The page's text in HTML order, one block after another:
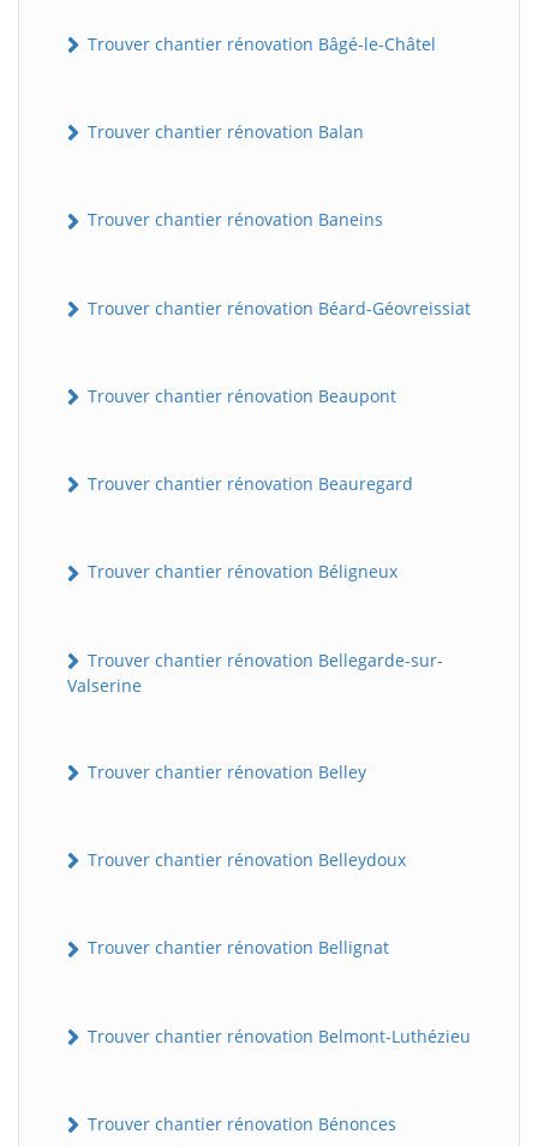
Trouver chantier rénovation Bâgé-le-Châtel
Trouver chantier rénovation Balan
Trouver chantier rénovation Baneins
Trouver chantier rénovation Béard-Géovreissiat
Trouver chantier rénovation Beaupont
Trouver chantier rénovation Beauregard
Trouver chantier rénovation Béligneux
Trouver chantier rénovation Bellegarde-sur-
Valserine
Trouver chantier rénovation Belley
Trouver chantier rénovation Belleydoux
Trouver chantier rénovation Bellignat
Trouver chantier rénovation Belmont-Luthézieu
Trouver chantier rénovation Bénonces